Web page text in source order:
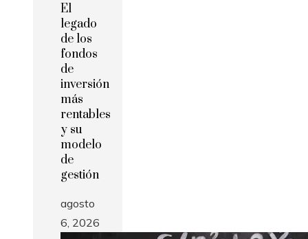
El
legado
de los
fondos
de
inversión
más
rentables
y su
modelo
de
gestión
agosto
6, 2026